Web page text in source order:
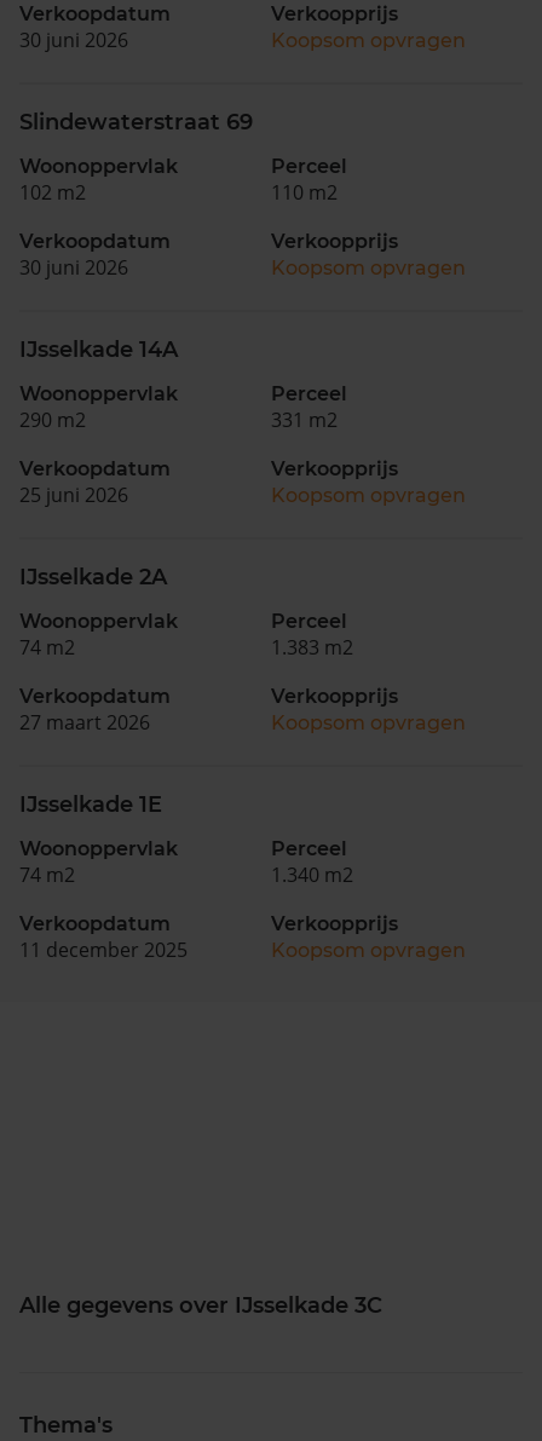
Verkoopdatum
30 juni 2026
Verkoopprijs
Koopsom opvragen
Slindewaterstraat 69
Woonoppervlak
102 m2
Perceel
110 m2
Verkoopdatum
30 juni 2026
Verkoopprijs
Koopsom opvragen
IJsselkade 14A
Woonoppervlak
290 m2
Perceel
331 m2
Verkoopdatum
25 juni 2026
Verkoopprijs
Koopsom opvragen
IJsselkade 2A
Woonoppervlak
74 m2
Perceel
1.383 m2
Verkoopdatum
27 maart 2026
Verkoopprijs
Koopsom opvragen
IJsselkade 1E
Woonoppervlak
74 m2
Perceel
1.340 m2
Verkoopdatum
11 december 2025
Verkoopprijs
Koopsom opvragen
Alle gegevens over IJsselkade 3C
Thema's